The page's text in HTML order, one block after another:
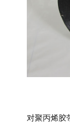
对聚丙烯胶